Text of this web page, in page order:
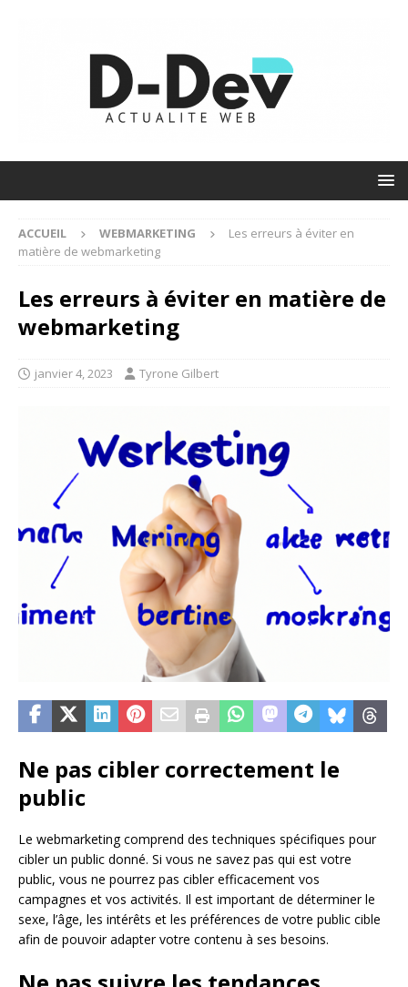
ACCUEIL WEBMARKETING
Les erreurs à éviter en
matière de webmarketing
Les erreurs à éviter en matière de
webmarketing
janvier 4, 2023 Tyrone Gilbert
Ne pas cibler correctement le
public
Le webmarketing comprend des techniques spécifiques pour
cibler un public donné. Si vous ne savez pas qui est votre
public, vous ne pourrez pas cibler efficacement vos
campagnes et vos activités. Il est important de déterminer le
sexe, l’âge, les intérêts et les préférences de votre public cible
afin de pouvoir adapter votre contenu à ses besoins.